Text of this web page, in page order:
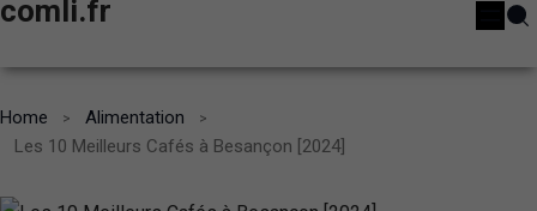
comli.fr
Home
Alimentation
Les 10 Meilleurs Cafés à Besançon [2024]